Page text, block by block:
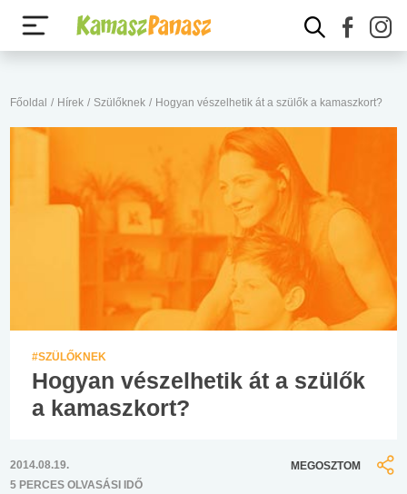
Főoldal / Hírek / Szülőknek / Hogyan vészelhetik át a szülők a kamaszkort?
#SZÜLŐKNEK
Hogyan vészelhetik át a szülők
a kamaszkort?
2014.08.19.
5 PERCES OLVASÁSI IDŐ
MEGOSZTOM